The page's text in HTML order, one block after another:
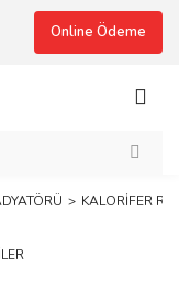
Online Ödeme
KALORİFER